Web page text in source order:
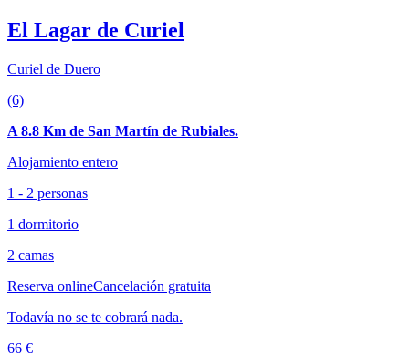
El Lagar de Curiel
Curiel de Duero
(6)
A 8.8 Km de San Martín de Rubiales.
Alojamiento entero
1 - 2 personas
1 dormitorio
2 camas
Reserva onlineCancelación gratuita
Todavía no se te cobrará nada.
66 €